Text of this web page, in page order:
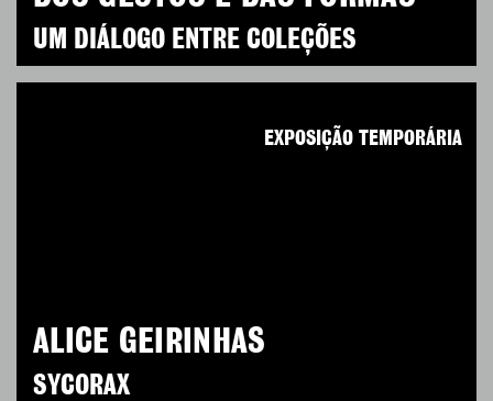
UM DIÁLOGO ENTRE COLEÇÕES
ALICE GEIRINHAS
SYCORAX
EXPOSIÇÃO TEMPORÁRIA